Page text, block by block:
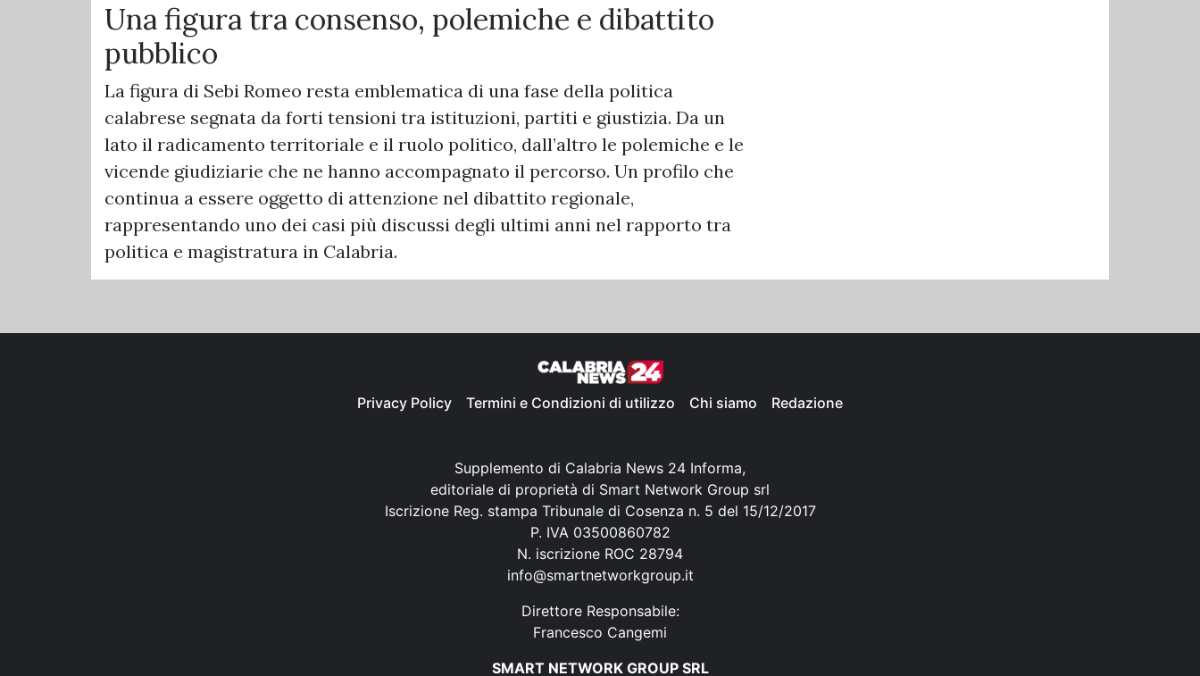
Una figura tra consenso, polemiche e dibattito
pubblico
La figura di Sebi Romeo resta emblematica di una fase della politica
calabrese segnata da forti tensioni tra istituzioni, partiti e giustizia. Da un
lato il radicamento territoriale e il ruolo politico, dall’altro le polemiche e le
vicende giudiziarie che ne hanno accompagnato il percorso. Un profilo che
continua a essere oggetto di attenzione nel dibattito regionale,
rappresentando uno dei casi più discussi degli ultimi anni nel rapporto tra
politica e magistratura in Calabria.
Privacy Policy Termini e Condizioni di utilizzo Chi siamo Redazione
Supplemento di Calabria News 24 Informa,
editoriale di proprietà di Smart Network Group srl
Iscrizione Reg. stampa Tribunale di Cosenza n. 5 del 15/12/2017
P. IVA 03500860782
N. iscrizione ROC 28794
info@smartnetworkgroup.it
Direttore Responsabile:
Francesco Cangemi
SMART NETWORK GROUP SRL